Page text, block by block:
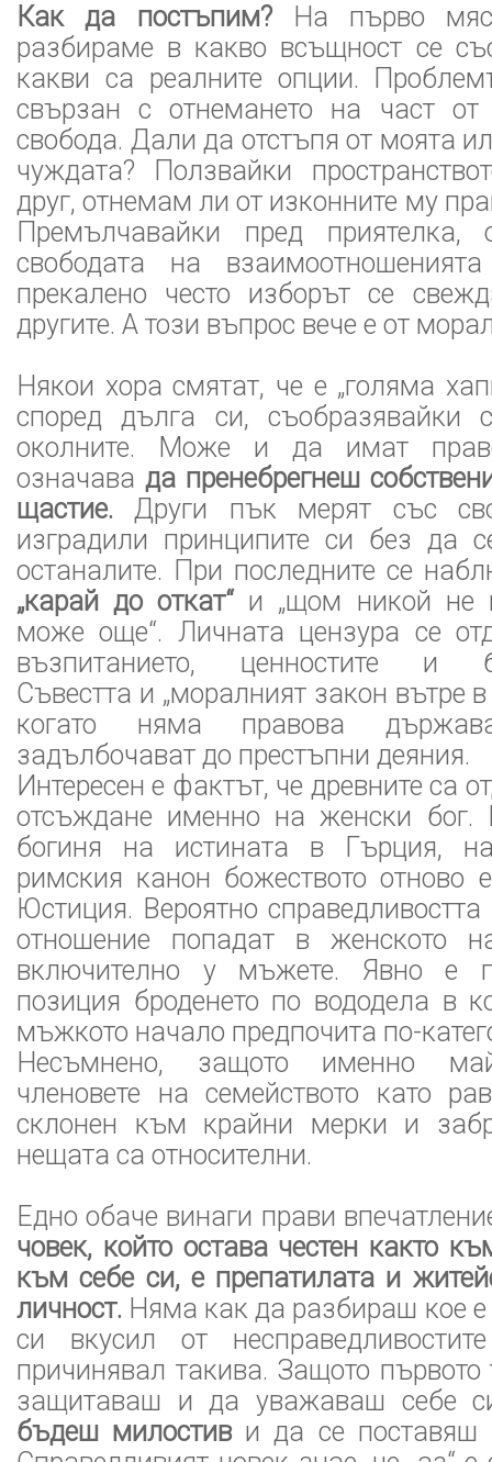
Как да постъпим?На първо
разбираме в какво всъщност се
какви са реалните опции.
свързан с отнемането на част от
свобода. Дали да отстъпя от моята
чуждата? Ползвайки
друг, отнемам ли от изконните му
Премълчавайки пред приятелка,
свободата на
прекалено често изборът се
другите. А този въпрос вече е от
Някои хора смятат, че е „голяма
според дълга си, съобразявайки
околните. Може и да имат
означава да пренебрегнеш
щастие. Други пък мерят със
изградили принципите си без да
останалите. При последните се
„карай до откат“ и „щом никой не
може още“. Личната цензура се
възпитанието, ценностите и
Съвестта и „моралният закон вътре
когато няма правова
задълбочават до престъпни деяния.
Интересен е фактът, че древните са
отсъждане именно на женски бог.
богиня на истината в Гърция,
римския канон божеството отново
Юстиция. Вероятно
отношение попадат в женското
включително у мъжете. Явно е
позиция броденето по вододела в
мъжкото начало предпочита по-
Несъмнено, защото именно
членовете на семейството като
склонен към крайни мерки и
нещата са относителни.
Едно обаче винаги прави
човек, който остава честен както
към себе си, е препатилата и
личност. Няма как да разбираш кое
си вкусил от
причинявал такива. Защото първото
защитаваш и да уважаваш себе
бъдеш милостив и да се поставяш